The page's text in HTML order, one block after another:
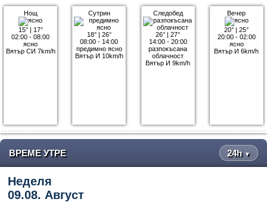
Нощ
15°| 17°
02:00 - 08:00
ясно
Вятър СИ 7km/h
Сутрин
18°| 26°
08:00 - 14:00
предимно ясно
Вятър И 10km/h
Следобед
26° |27°
14:00 - 20:00
разпокъсана
облачност
Вятър И 9km/h
Вечер
20° |25°
20:00 - 02:00
ясно
Вятър И 6km/h
ВРЕМЕ УТРЕ 24h ▼
Неделя
09.08. Август